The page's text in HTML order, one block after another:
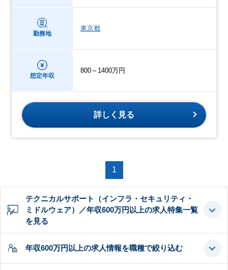
勤務地
東京都
想定年収
800～1400万円
詳しく見る
1
テクニカルサポート（インフラ・セキュリティ・
ミドルウェア）／年収600万円以上の求人特集一覧
を見る
年収600万円以上の求人情報を職種で絞り込む